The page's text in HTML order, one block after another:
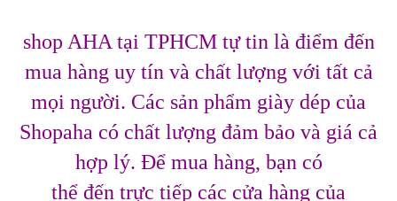
shop AHA tại TPHCM tự tin là điểm đến
mua hàng uy tín và chất lượng với tất cả
mọi người. Các sản phẩm giày dép của
Shopaha có chất lượng đảm bảo và giá cả
hợp lý. Để mua hàng, bạn có
thể đến trực tiếp các cửa hàng của